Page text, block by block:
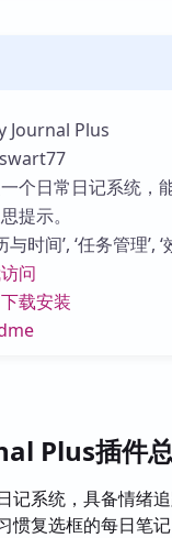
Journal Plus
个日常日记系统，
提示。
时间’, ‘任务管理’,
问
下载安装
Plus插件总
记系统，具备情绪
惯复选框的每日笔